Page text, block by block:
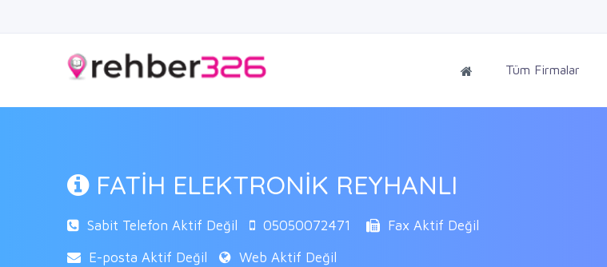
Tüm Firmalar
FATİH ELEKTRONİK REYHANLI
Sabit Telefon Aktif Değil 05050072471
Fax Aktif Değil
E-posta Aktif Değil
Web Aktif Değil